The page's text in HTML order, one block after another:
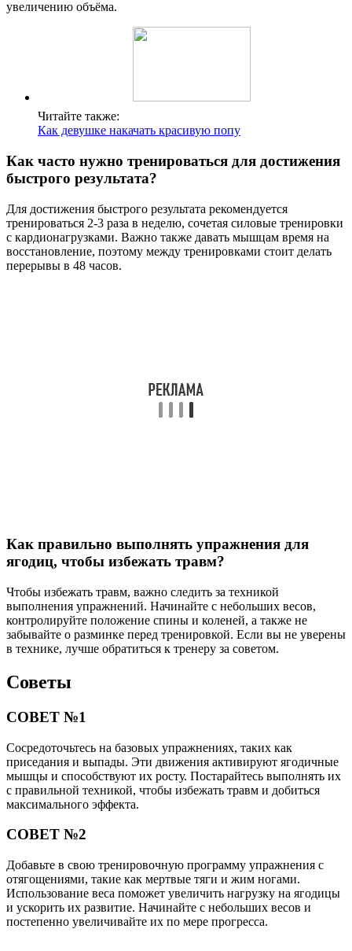
увеличению объёма.
Читайте также:
Как девушке накачать красивую попу
Как часто нужно тренироваться для достижения
быстрого результата?
Для достижения быстрого результата рекомендуется
тренироваться 2-3 раза в неделю, сочетая силовые тренировки
с кардионагрузками. Важно также давать мышцам время на
восстановление, поэтому между тренировками стоит делать
перерывы в 48 часов.
Как правильно выполнять упражнения для
ягодиц, чтобы избежать травм?
Чтобы избежать травм, важно следить за техникой
выполнения упражнений. Начинайте с небольших весов,
контролируйте положение спины и коленей, а также не
забывайте о разминке перед тренировкой. Если вы не уверены
в технике, лучше обратиться к тренеру за советом.
Советы
СОВЕТ №1
Сосредоточьтесь на базовых упражнениях, таких как
приседания и выпады. Эти движения активируют ягодичные
мышцы и способствуют их росту. Постарайтесь выполнять их
с правильной техникой, чтобы избежать травм и добиться
максимального эффекта.
СОВЕТ №2
Добавьте в свою тренировочную программу упражнения с
отягощениями, такие как мертвые тяги и жим ногами.
Использование веса поможет увеличить нагрузку на ягодицы
и ускорить их развитие. Начинайте с небольших весов и
постепенно увеличивайте их по мере прогресса.